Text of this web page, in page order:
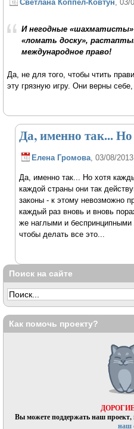
Светлана Коппел-Ковтун, 03/
И негодные
«ломать доску»,
международное право!
Да, не для того, чтобы чтить
эту грязную игру. Они верны
Да, именно так... Но
Елена Громова, 03/08/
Да, именно так... Но хотя
каждой страны они так
законы - к этому невозможно
каждый раз вновь и вновь
же наглыми и беспринципными
чтобы делать все это...
Поиск на сайте
Как помочь проекту?
Вы можете поддержать наш проект,
наш